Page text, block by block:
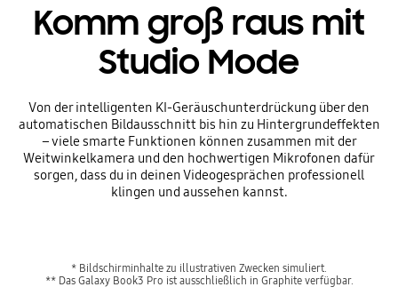
Komm groß raus mit
Studio Mode
Von der intelligenten KI-Geräuschunterdrückung über den
automatischen Bildausschnitt bis hin zu Hintergrundeffekten
– viele smarte Funktionen können zusammen mit der
Weitwinkelkamera und den hochwertigen Mikrofonen dafür
sorgen, dass du in deinen Videogesprächen professionell
klingen und aussehen kannst.
* Bildschirminhalte zu illustrativen Zwecken simuliert.
** Das Galaxy Book3 Pro ist ausschließlich in Graphite verfügbar.